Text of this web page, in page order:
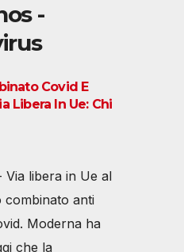
-
Covid E
Libera In Ue: Chi
libera in Ue al
combinato anti
Moderna ha
che la